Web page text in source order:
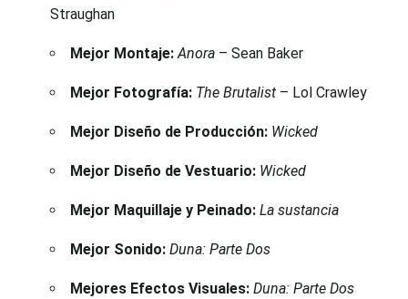
Straughan
Mejor Montaje: Anora – Sean Baker
Mejor Fotografía: The Brutalist – Lol Crawley
Mejor Diseño de Producción: Wicked
Mejor Diseño de Vestuario: Wicked
Mejor Maquillaje y Peinado: La sustancia
Mejor Sonido: Duna: Parte Dos
Mejores Efectos Visuales: Duna: Parte Dos